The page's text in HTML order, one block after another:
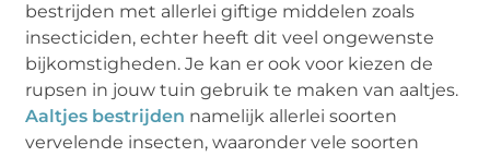
bestrijden met allerlei giftige middelen zoals
insecticiden, echter heeft dit veel ongewenste
bijkomstigheden. Je kan er ook voor kiezen de
rupsen in jouw tuin gebruik te maken van aaltjes.
Aaltjes bestrijden namelijk allerlei soorten
vervelende insecten, waaronder vele soorten